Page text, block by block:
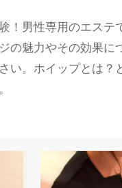
！男性専用のエス
の魅力やその効果
い。ホイップとは